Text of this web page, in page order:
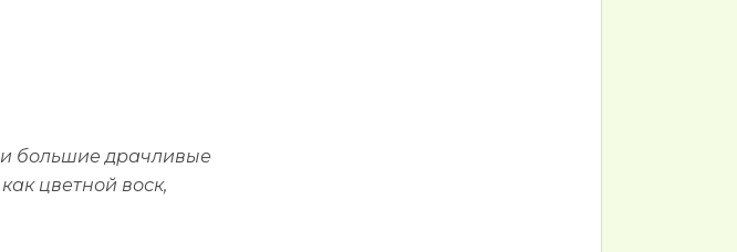
большие драчливые
цветной воск,